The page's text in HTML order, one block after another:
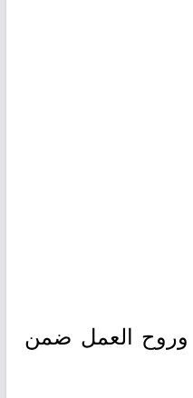
وروح العمل ضمن